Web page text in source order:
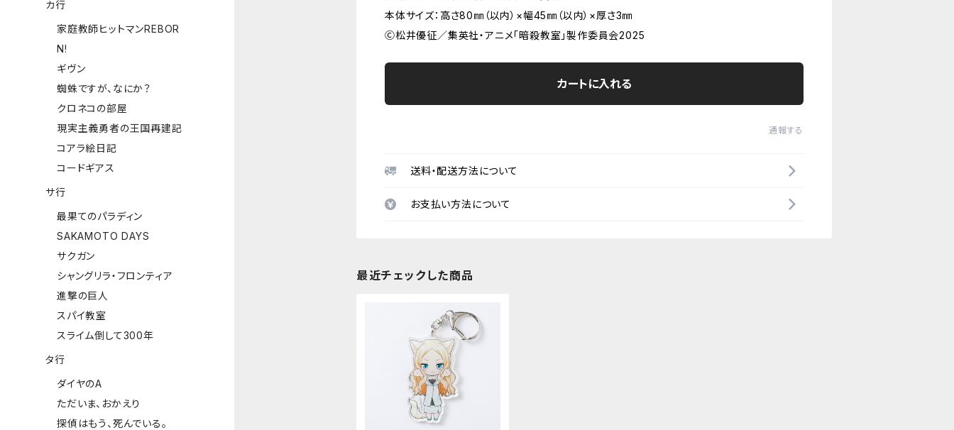
本体サイズ：高さ80㎜（以内）×幅45㎜（以内）×厚さ3㎜
Ⓒ松井優征／集英社・アニメ「暗殺教室」製作委員会2025
カートに入れる
通報する
送料・配送方法について
お支払い方法について
最近チェックした商品
カ行
家庭教師ヒットマンREBOR
N!
ギヴン
蜘蛛ですが、なにか？
クロネコの部屋
現実主義勇者の王国再建記
コアラ絵日記
コードギアス
サ行
最果てのパラディン
SAKAMOTO DAYS
サクガン
シャングリラ・フロンティア
進撃の巨人
スパイ教室
スライム倒して300年
タ行
ダイヤのA
ただいま、おかえり
探偵はもう、死んでいる。